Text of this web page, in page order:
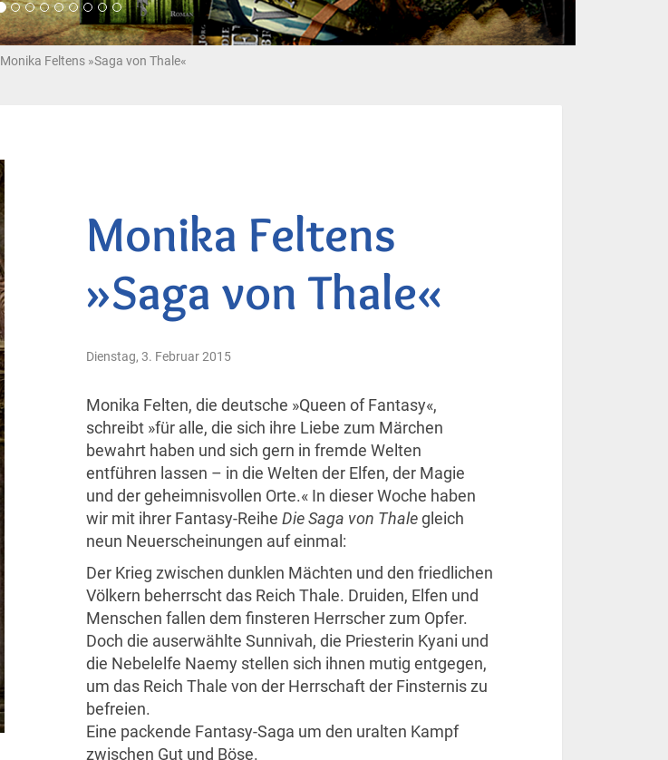
Monika Feltens »Saga von Thale«
Monika Feltens
»Saga von Thale«
Dienstag, 3. Februar 2015
Monika Felten, die deutsche »Queen of Fantasy«,
schreibt »für alle, die sich ihre Liebe zum Märchen
bewahrt haben und sich gern in fremde Welten
entführen lassen – in die Welten der Elfen, der Magie
und der geheimnisvollen Orte.« In dieser Woche haben
wir mit ihrer Fantasy-Reihe Die Saga von Thalegleich
neun Neuerscheinungen auf einmal:
Der Krieg zwischen dunklen Mächten und den friedlichen
Völkern beherrscht das Reich Thale. Druiden, Elfen und
Menschen fallen dem finsteren Herrscher zum Opfer.
Doch die auserwählte Sunnivah, die Priesterin Kyani und
die Nebelelfe Naemy stellen sich ihnen mutig entgegen,
um das Reich Thale von der Herrschaft der Finsternis zu
befreien.
Eine packende Fantasy-Saga um den uralten Kampf
zwischen Gut und Böse.